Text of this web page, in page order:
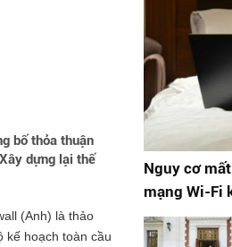
bố thỏa thuận
dựng lại thế
(Anh) là thảo
kế hoạch toàn cầu
Nguy cơ
mạng Wi-Fi